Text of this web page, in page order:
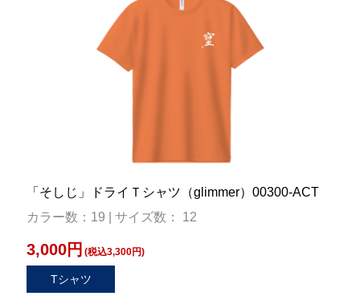
「そしじ」ドライＴシャツ（glimmer）00300-ACT
カラー数：19 | サイズ数： 12
3,000円 (税込3,300円)
Tシャツ